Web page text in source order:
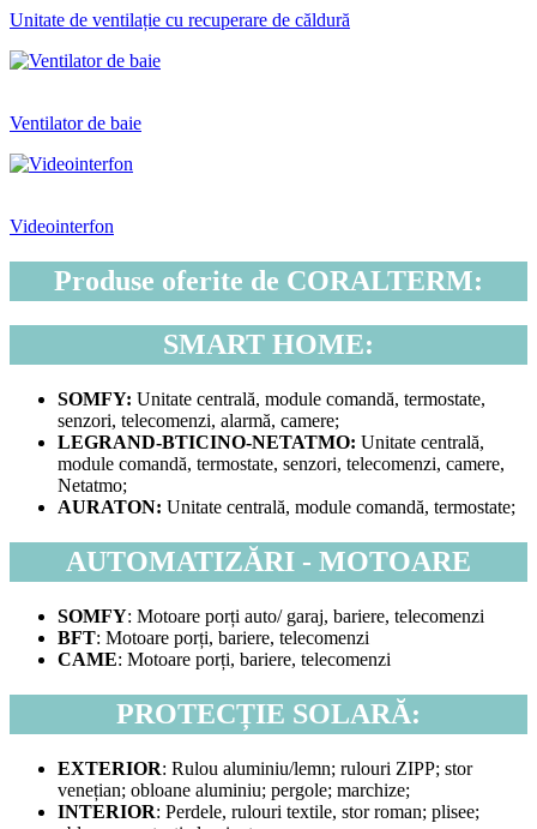
Unitate de ventilație cu recuperare de căldură
Ventilator de baie
Videointerfon
Produse oferite de CORALTERM:
SMART HOME:
SOMFY: Unitate centrală, module comandă, termostate,
senzori, telecomenzi, alarmă, camere;
LEGRAND-BTICINO-NETATMO: Unitate centrală,
module comandă, termostate, senzori, telecomenzi, camere,
Netatmo;
AURATON: Unitate centrală, module comandă, termostate;
AUTOMATIZĂRI - MOTOARE
SOMFY: Motoare porți auto/ garaj, bariere, telecomenzi
BFT: Motoare porți, bariere, telecomenzi
CAME: Motoare porți, bariere, telecomenzi
PROTECȚIE SOLARĂ:
EXTERIOR: Rulou aluminiu/lemn; rulouri ZIPP; stor
venețian; obloane aluminiu; pergole; marchize;
INTERIOR: Perdele, rulouri textile, stor roman; plisee;